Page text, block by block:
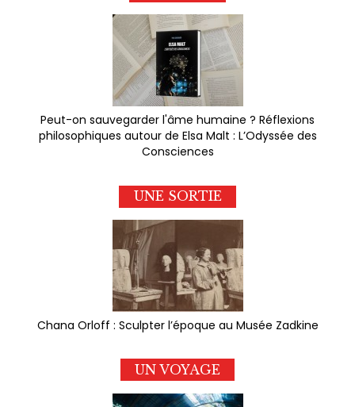
Peut-on sauvegarder l'âme humaine ? Réflexions
philosophiques autour de Elsa Malt : L’Odyssée des
Consciences
UNE SORTIE
Chana Orloff : Sculpter l’époque au Musée Zadkine
UN VOYAGE